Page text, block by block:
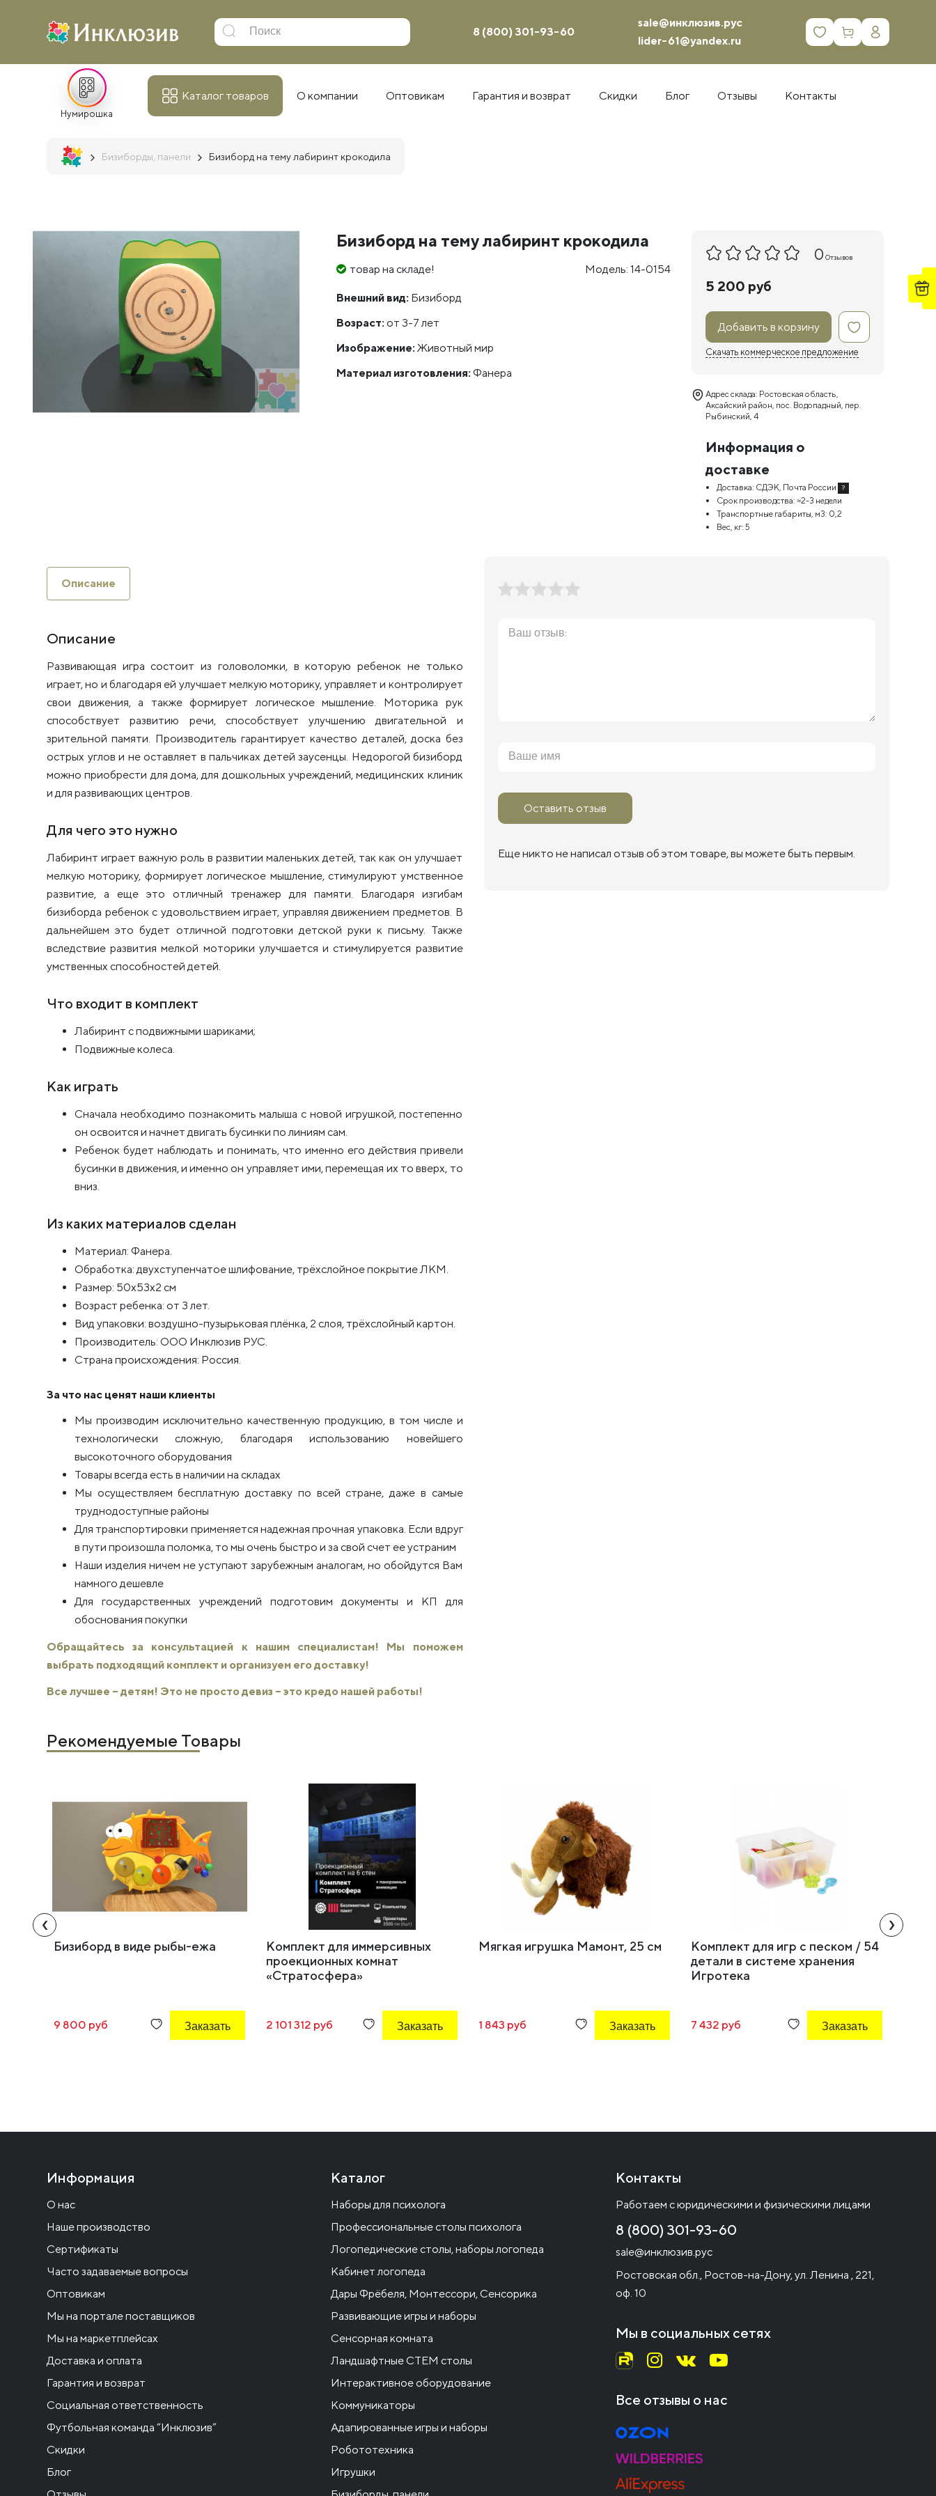
8 (800) 301-93-60
sale@инклюзив.рус
lider-61@yandex.ru
0
Нумирошка
Каталог товаров О компании Оптовикам Гарантия и возврат Скидки Блог Отзывы Контакты
Бизиборды, панели Бизиборд на тему лабиринт крокодила
Бизиборд на тему лабиринт крокодила
товар на складе! Модель: 14-0154
Внешний вид: Бизиборд
Возраст: от 3-7 лет
Изображение: Животный мир
Материал изготовления: Фанера
0 Отзывов
5 200 руб
Добавить в корзину
Скачать коммерческое предложение
Адрес склада: Ростовская область,
Аксайский район, пос. Водопадный, пер.
Рыбинский, 4
Информация о
доставке
Доставка: СДЭК, Почта России ?
Срок производства: ≈2-3 недели
Транспортные габариты, м3: 0,2
Вес, кг: 5
Описание
Описание
Развивающая игра состоит из головоломки, в которую ребенок не только
играет, но и благодаря ей улучшает мелкую моторику, управляет и контролирует
свои движения, а также формирует логическое мышление. Моторика рук
способствует развитию речи, способствует улучшению двигательной и
зрительной памяти. Производитель гарантирует качество деталей, доска без
острых углов и не оставляет в пальчиках детей заусенцы. Недорогой бизиборд
можно приобрести для дома, для дошкольных учреждений, медицинских клиник
и для развивающих центров.
Для чего это нужно
Лабиринт играет важную роль в развитии маленьких детей, так как он улучшает
мелкую моторику, формирует логическое мышление, стимулируют умственное
развитие, а еще это отличный тренажер для памяти. Благодаря изгибам
бизиборда ребенок с удовольствием играет, управляя движением предметов. В
дальнейшем это будет отличной подготовки детской руки к письму. Также
вследствие развития мелкой моторики улучшается и стимулируется развитие
умственных способностей детей.
Что входит в комплект
Лабиринт с подвижными шариками;
Подвижные колеса.
Как играть
Сначала необходимо познакомить малыша с новой игрушкой, постепенно
он освоится и начнет двигать бусинки по линиям сам.
Ребенок будет наблюдать и понимать, что именно его действия привели
бусинки в движения, и именно он управляет ими, перемещая их то вверх, то
вниз.
Из каких материалов сделан
Материал: Фанера.
Обработка: двухступенчатое шлифование, трёхслойное покрытие ЛКМ.
Размер: 50x53x2 см
Возраст ребенка: от 3 лет.
Вид упаковки: воздушно-пузырьковая плёнка, 2 слоя, трёхслойный картон.
Производитель: ООО Инклюзив РУС.
Страна происхождения: Россия.
За что нас ценят наши клиенты
Мы производим исключительно качественную продукцию, в том числе и
технологически сложную, благодаря использованию новейшего
высокоточного оборудования
Товары всегда есть в наличии на складах
Мы осуществляем бесплатную доставку по всей стране, даже в самые
труднодоступные районы
Для транспортировки применяется надежная прочная упаковка. Если вдруг
в пути произошла поломка, то мы очень быстро и за свой счет ее устраним
Наши изделия ничем не уступают зарубежным аналогам, но обойдутся Вам
намного дешевле
Для государственных учреждений подготовим документы и КП для
обоснования покупки
Обращайтесь за консультацией к нашим специалистам! Мы поможем
выбрать подходящий комплект и организуем его доставку!
Все лучшее – детям! Это не просто девиз – это кредо нашей работы!
Оставить отзыв
Еще никто не написал отзыв об этом товаре, вы можете быть первым.
Рекомендуемые Товары
Бизиборд в виде рыбы-ежа
9 800 руб Заказать
Комплект для иммерсивных
проекционных комнат
«Стратосфера»
2 101 312 руб Заказать
Мягкая игрушка Мамонт, 25 см
1 843 руб Заказать
Комплект для игр с песком / 54
детали в системе хранения
Игротека
7 432 руб Заказать
‹ ›
Информация
О нас
Наше производство
Сертификаты
Часто задаваемые вопросы
Оптовикам
Мы на портале поставщиков
Мы на маркетплейсах
Доставка и оплата
Гарантия и возврат
Социальная ответственность
Футбольная команда “Инклюзив”
Скидки
Блог
Каталог
Наборы для психолога
Профессиональные столы психолога
Логопедические столы, наборы логопеда
Кабинет логопеда
Дары Фрёбеля, Монтессори, Сенсорика
Развивающие игры и наборы
Сенсорная комната
Ландшафтные СТЕМ столы
Интерактивное оборудование
Коммуникаторы
Адапированные игры и наборы
Робототехника
Игрушки
Контакты
Работаем с юридическими и физическими лицами
8 (800) 301-93-60
sale@инклюзив.рус
Ростовская обл., Ростов-на-Дону, ул. Ленина , 221,
оф. 10
Мы в социальных сетях
Все отзывы о нас